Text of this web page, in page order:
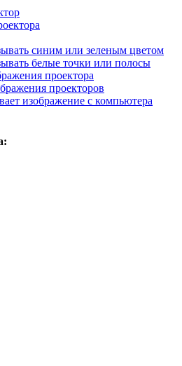
синим или зеленым цветом
белые точки или полосы
проектора
проекторов
изображение с компьютера